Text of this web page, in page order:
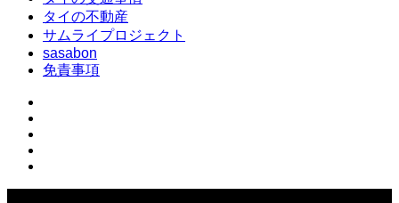
タイの不動産
サムライプロジェクト
sasabon
免責事項